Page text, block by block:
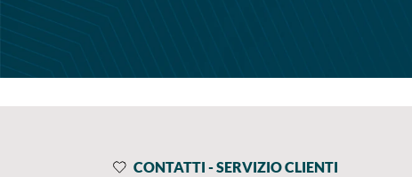
CONTATTI - SERVIZIO CLIENTI